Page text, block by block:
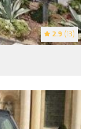
2.9 (13)